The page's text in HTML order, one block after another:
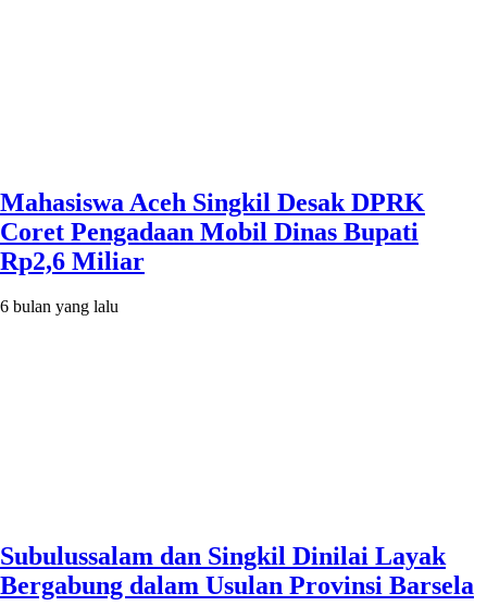
Mahasiswa Aceh Singkil Desak DPRK
Coret Pengadaan Mobil Dinas Bupati
Rp2,6 Miliar
6 bulan yang lalu
Subulussalam dan Singkil Dinilai Layak
Bergabung dalam Usulan Provinsi Barsela